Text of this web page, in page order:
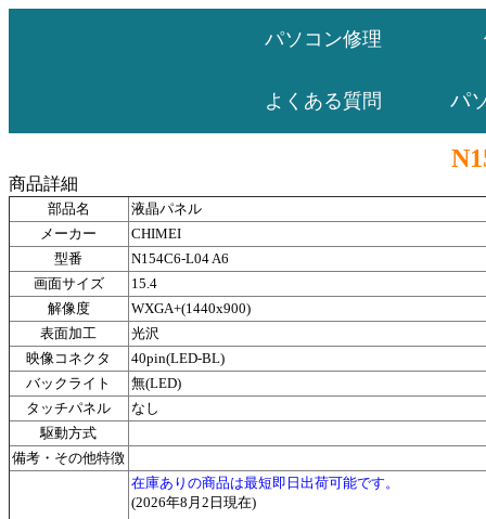
パソコン修理
よくある質問 パ
商品詳細
部品名
液晶パネル
メーカー
CHIMEI
型番
N154C6-L04 A6
画面サイズ
15.4
解像度
WXGA+(1440x900)
表面加工
光沢
映像コネクタ
40pin(LED-BL)
バックライト
無(LED)
タッチパネル
なし
駆動方式
備考・その他特徴
在庫ありの商品は最短即日出荷可能です。
(2026年8月2日現在)